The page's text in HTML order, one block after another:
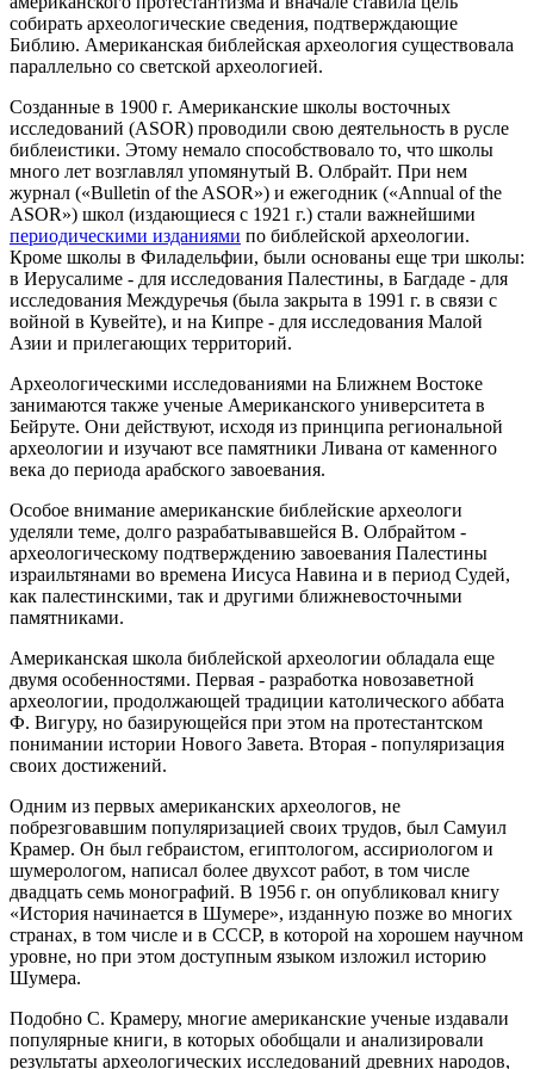
собирать археологические сведения, подтверждающие
Библию. Американская библейская археология существовала
параллельно со светской археологией.
Созданные в 1900 г. Американские школы восточных
исследований (ASOR) проводили свою деятельность в русле
библеистики. Этому немало способствовало то, что школы
много лет возглавлял упомянутый В. Олбрайт. При нем
журнал («Bulletin of the ASOR») и ежегодник («Annual of the
ASOR») школ (издающиеся с 1921 г.) стали важнейшими
периодическими изданиями по библейской археологии.
Кроме школы в Филадельфии, были основаны еще три школы:
в Иерусалиме - для исследования Палестины, в Багдаде - для
исследования Междуречья (была закрыта в 1991 г. в связи с
войной в Кувейте), и на Кипре - для исследования Малой
Азии и прилегающих территорий.
Археологическими исследованиями на Ближнем Востоке
занимаются также ученые Американского университета в
Бейруте. Они действуют, исходя из принципа региональной
археологии и изучают все памятники Ливана от каменного
века до периода арабского завоевания.
Особое внимание американские библейские археологи
уделяли теме, долго разрабатывавшейся В. Олбрайтом -
археологическому подтверждению завоевания Палестины
израильтянами во времена Иисуса Навина и в период Судей,
как палестинскими, так и другими ближневосточными
памятниками.
Американская школа библейской археологии обладала еще
двумя особенностями. Первая - разработка новозаветной
археологии, продолжающей традиции католического аббата
Ф. Вигуру, но базирующейся при этом на протестантском
понимании истории Нового Завета. Вторая - популяризация
своих достижений.
Одним из первых американских археологов, не
побрезговавшим популяризацией своих трудов, был Самуил
Крамер. Он был гебраистом, египтологом, ассириологом и
шумерологом, написал более двухсот работ, в том числе
двадцать семь монографий. В 1956 г. он опубликовал книгу
«История начинается в Шумере», изданную позже во многих
странах, в том числе и в СССР, в которой на хорошем научном
уровне, но при этом доступным языком изложил историю
Шумера.
Подобно С. Крамеру, многие американские ученые издавали
популярные книги, в которых обобщали и анализировали
результаты археологических исследований древних народов,